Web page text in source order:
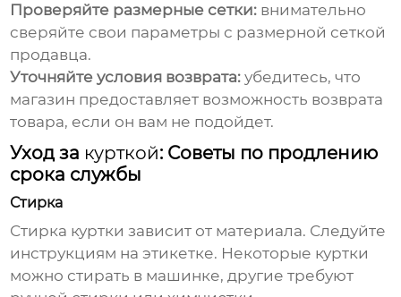
Проверяйте размерные сетки: внимательно
сверяйте свои параметры с размерной сеткой
продавца.
Уточняйте условия возврата: убедитесь, что
магазин предоставляет возможность возврата
товара, если он вам не подойдет.
Уход за курткой: Советы по продлению
срока службы
Стирка
Стирка куртки зависит от материала. Следуйте
инструкциям на этикетке. Некоторые куртки
можно стирать в машинке, другие требуют